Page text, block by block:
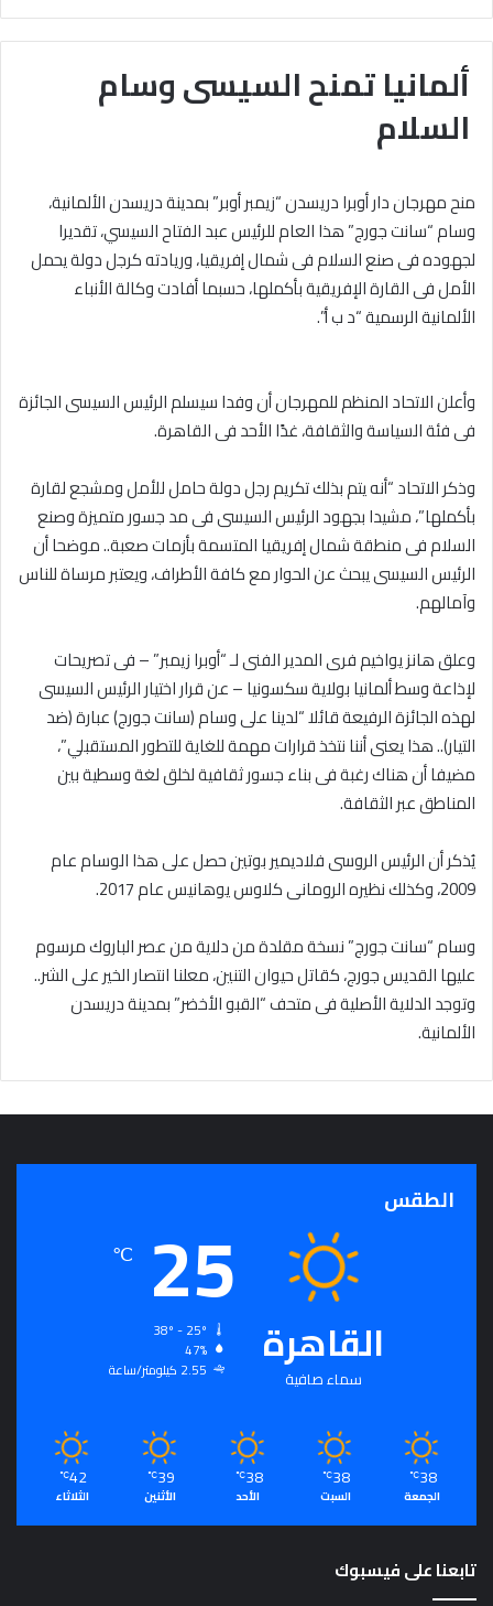
ألمانيا تمنح السيسى وسام
السلام
منح مهرجان دار أوبرا دريسدن “زيمبر أوبر” بمدينة دريسدن الألمانية،
وسام “سانت جورج” هذا العام للرئيس عبد الفتاح السيسي، تقديرا
لجهوده فى صنع السلام فى شمال إفريقيا، وريادته كرجل دولة يحمل
الأمل فى القارة الإفريقية بأكملها، حسبما أفادت وكالة الأنباء
الألمانية الرسمية “د ب أ”.
وأعلن الاتحاد المنظم للمهرجان أن وفدا سيسلم الرئيس السيسى الجائزة
فى فئة السياسة والثقافة، غدًا الأحد فى القاهرة.
وذكر الاتحاد “أنه يتم بذلك تكريم رجل دولة حامل للأمل ومشجع لقارة
بأكملها”، مشيدا بجهود الرئيس السيسى فى مد جسور متميزة وصنع
السلام فى منطقة شمال إفريقيا المتسمة بأزمات صعبة.. موضحا أن
الرئيس السيسى يبحث عن الحوار مع كافة الأطراف، ويعتبر مرساة للناس
وآمالهم.
وعلق هانز يواخيم فرى المدير الفنى لـ “أوبرا زيمبر” – فى تصريحات
لإذاعة وسط ألمانيا بولاية سكسونيا – عن قرار اختيار الرئيس السيسى
لهذه الجائزة الرفيعة قائلا “لدينا على وسام (سانت جورج) عبارة (ضد
التيار).. هذا يعنى أننا نتخذ قرارات مهمة للغاية للتطور المستقبلي”،
مضيفا أن هناك رغبة فى بناء جسور ثقافية لخلق لغة وسطية بين
المناطق عبر الثقافة.
يُذكر أن الرئيس الروسى فلاديمير بوتين حصل على هذا الوسام عام
2009، وكذلك نظيره الرومانى كلاوس يوهانيس عام 2017.
وسام “سانت جورج” نسخة مقلدة من دلاية من عصر الباروك مرسوم
عليها القديس جورج، كقاتل حيوان التنين، معلنا انتصار الخير على الشر..
وتوجد الدلاية الأصلية فى متحف “القبو الأخضر” بمدينة دريسدن
الألمانية.
الطقس
القاهرة
سماء صافية
25
℃
47%
2.55 كيلومتر/ساعة
38
℃
الجمعة
38
℃
السبت
38
℃
الأحد
39
℃
الأثنين
42
℃
الثلاثاء
تابعنا على فيسبوك